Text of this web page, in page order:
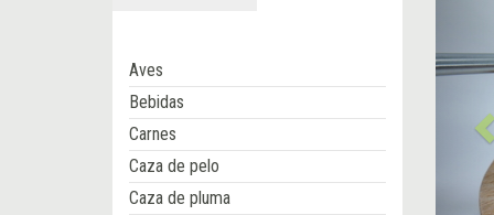
Aves
Bebidas
Carnes
Caza de pelo
Caza de pluma